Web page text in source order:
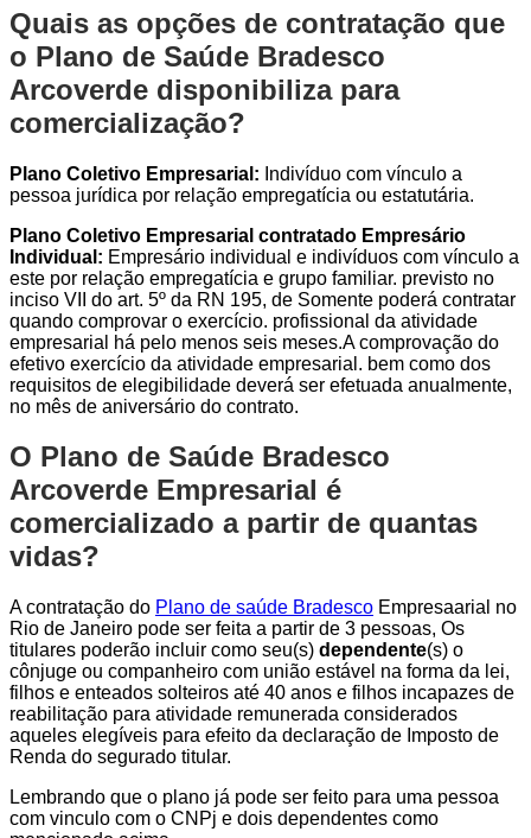
Quais as opções de contratação que
o Plano de Saúde Bradesco
Arcoverde disponibiliza para
comercialização?
Plano Coletivo Empresarial: Indivíduo com vínculo a
pessoa jurídica por relação empregatícia ou estatutária.
Plano Coletivo Empresarial contratado Empresário
Individual: Empresário individual e indivíduos com vínculo a
este por relação empregatícia e grupo familiar. previsto no
inciso VII do art. 5º da RN 195, de Somente poderá contratar
quando comprovar o exercício. profissional da atividade
empresarial há pelo menos seis meses.A comprovação do
efetivo exercício da atividade empresarial. bem como dos
requisitos de elegibilidade deverá ser efetuada anualmente,
no mês de aniversário do contrato.
O Plano de Saúde Bradesco
Arcoverde Empresarial é
comercializado a partir de quantas
vidas?
A contratação do Plano de saúde Bradesco Empresaarial no
Rio de Janeiro pode ser feita a partir de 3 pessoas, Os
titulares poderão incluir como seu(s) dependente(s) o
cônjuge ou companheiro com união estável na forma da lei,
filhos e enteados solteiros até 40 anos e filhos incapazes de
reabilitação para atividade remunerada considerados
aqueles elegíveis para efeito da declaração de Imposto de
Renda do segurado titular.
Lembrando que o plano já pode ser feito para uma pessoa
com vinculo com o CNPj e dois dependentes como